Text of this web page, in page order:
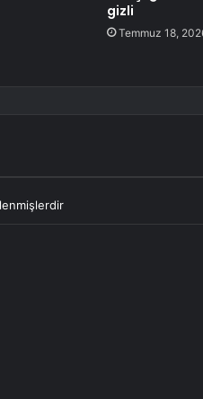
gizli
Temmuz 18,